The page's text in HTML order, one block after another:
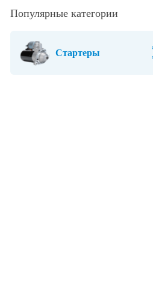
Популярные категории
Стартеры